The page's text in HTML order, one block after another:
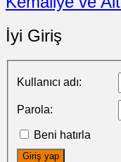
İyi Giriş
Kullanıcı adı:
Parola:
Beni hatırla
Giriş yap